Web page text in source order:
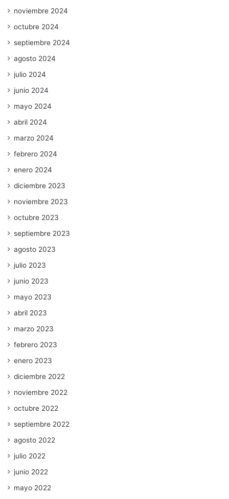
noviembre 2024
octubre 2024
septiembre 2024
agosto 2024
julio 2024
junio 2024
mayo 2024
abril 2024
marzo 2024
febrero 2024
enero 2024
diciembre 2023
noviembre 2023
octubre 2023
septiembre 2023
agosto 2023
julio 2023
junio 2023
mayo 2023
abril 2023
marzo 2023
febrero 2023
enero 2023
diciembre 2022
noviembre 2022
octubre 2022
septiembre 2022
agosto 2022
julio 2022
junio 2022
mayo 2022